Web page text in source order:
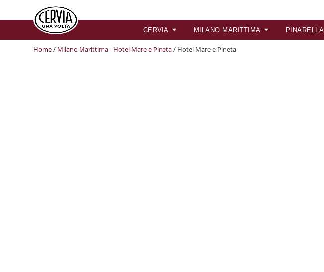
CERVIA MILANO MARITTIMA PINARELLA
Home/ Milano Marittima - Hotel Mare e Pineta/ Hotel Mare e Pineta